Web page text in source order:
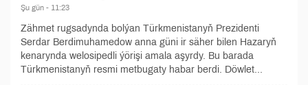
Şu gün - 11:23
Zähmet rugsadynda bolýan Türkmenistanyň Prezidenti
Serdar Berdimuhamedow anna güni ir säher bilen Hazaryň
kenarynda welosipedli ýörişi amala aşyrdy. Bu barada
Türkmenistanyň resmi metbugaty habar berdi. Döwlet...